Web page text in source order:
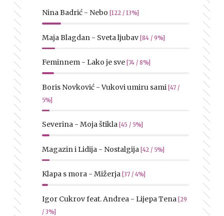
Nina Badrić - Nebo [122 / 13%]
Maja Blagdan - Sveta ljubav [84 / 9%]
Feminnem - Lako je sve [74 / 8%]
Boris Novković - Vukovi umiru sami [47 /
5%]
Severina - Moja štikla [45 / 5%]
Magazin i Lidija - Nostalgija [42 / 5%]
Klapa s mora - Mižerja [37 / 4%]
Igor Cukrov feat. Andrea - Lijepa Tena [29
/ 3%]